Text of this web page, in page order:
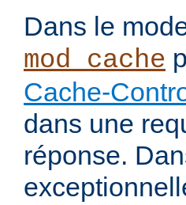
Dans le
mod_cache
Cache-
dans une
réponse.